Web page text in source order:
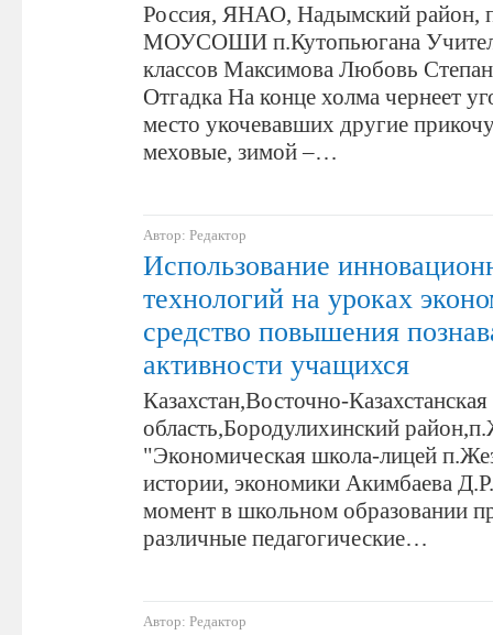
Россия, ЯНАО, Надымский район,
МОУСОШИ п.Кутопьюгана
классов Максимова Любовь
Отгадка На конце холма чернеет
место укочевавших другие
меховые, зимой –…
Автор: Редактор
Использование
технологий на уроках
средство повышения
активности учащихся
Казахстан,Восточно-Казахстанская
область,Бородулихинский
"Экономическая школа-лицей
истории, экономики Акимбаева
момент в школьном образовании
различные педагогические…
Автор: Редактор